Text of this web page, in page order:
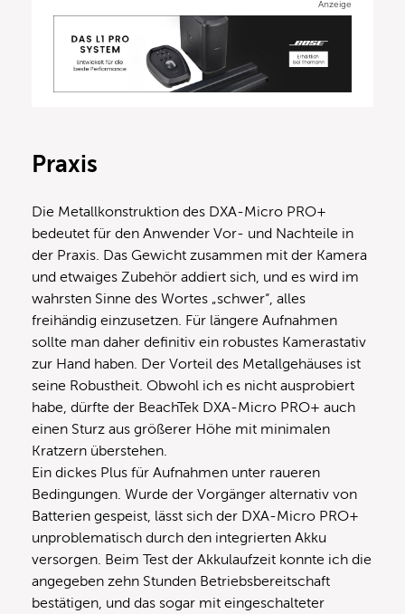
Anzeige
Praxis
Die Metallkonstruktion des DXA-Micro PRO+
bedeutet für den Anwender Vor- und Nachteile in
der Praxis. Das Gewicht zusammen mit der Kamera
und etwaiges Zubehör addiert sich, und es wird im
wahrsten Sinne des Wortes „schwer“, alles
freihändig einzusetzen. Für längere Aufnahmen
sollte man daher definitiv ein robustes Kamerastativ
zur Hand haben. Der Vorteil des Metallgehäuses ist
seine Robustheit. Obwohl ich es nicht ausprobiert
habe, dürfte der BeachTek DXA-Micro PRO+ auch
einen Sturz aus größerer Höhe mit minimalen
Kratzern überstehen.
Ein dickes Plus für Aufnahmen unter raueren
Bedingungen. Wurde der Vorgänger alternativ von
Batterien gespeist, lässt sich der DXA-Micro PRO+
unproblematisch durch den integrierten Akku
versorgen. Beim Test der Akkulaufzeit konnte ich die
angegeben zehn Stunden Betriebsbereitschaft
bestätigen, und das sogar mit eingeschalteter